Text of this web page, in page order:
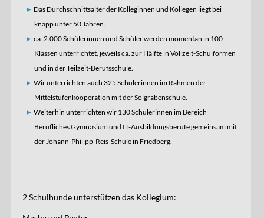
Das Durchschnittsalter der Kolleginnen und Kollegen liegt bei
knapp unter 50 Jahren.
ca. 2.000 Schülerinnen und Schüler werden momentan in 100
Klassen unterrichtet, jeweils ca. zur Hälfte in Vollzeit-Schulformen
und in der Teilzeit-Berufsschule.
Wir unterrichten auch 325 Schülerinnen im Rahmen der
Mittelstufenkooperation mit der Solgrabenschule.
Weiterhin unterrichten wir 130 Schülerinnen im Bereich
Berufliches Gymnasium und IT-Ausbildungsberufe gemeinsam mit
der Johann-Philipp-Reis-Schule in Friedberg.
2 Schulhunde unterstützen das Kollegium: